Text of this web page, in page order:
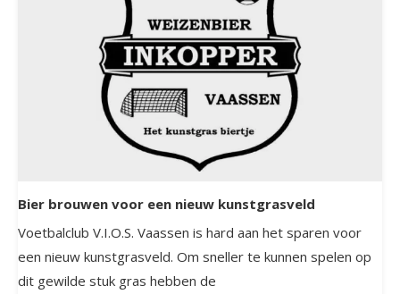
Bier brouwen voor een nieuw kunstgrasveld
Voetbalclub V.I.O.S. Vaassen is hard aan het sparen voor
een nieuw kunstgrasveld. Om sneller te kunnen spelen op
dit gewilde stuk gras hebben de